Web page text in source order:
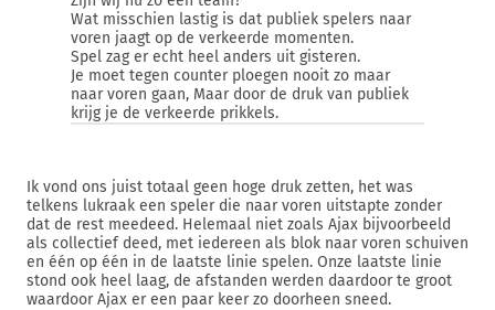
Wat misschien lastig is dat publiek spelers naar
voren jaagt op de verkeerde momenten.
Spel zag er echt heel anders uit gisteren.
Je moet tegen counter ploegen nooit zo maar
naar voren gaan, Maar door de druk van publiek
krijg je de verkeerde prikkels.
Ik vond ons juist totaal geen hoge druk zetten, het was
telkens lukraak een speler die naar voren uitstapte zonder
dat de rest meedeed. Helemaal niet zoals Ajax bijvoorbeeld
als collectief deed, met iedereen als blok naar voren schuiven
en één op één in de laatste linie spelen. Onze laatste linie
stond ook heel laag, de afstanden werden daardoor te groot
waardoor Ajax er een paar keer zo doorheen sneed.